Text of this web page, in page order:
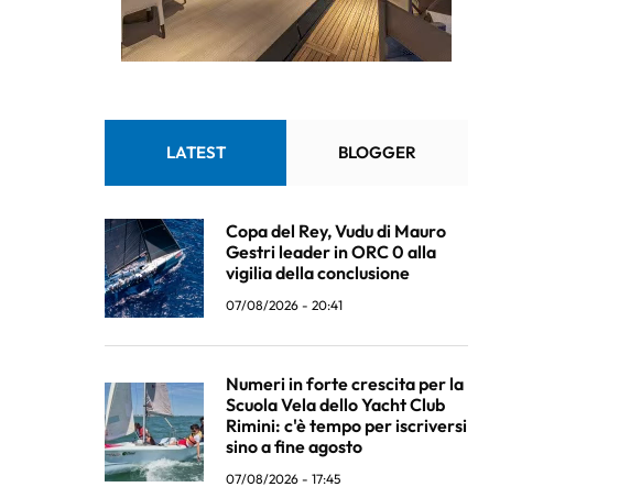
LATEST BLOGGER
Copa del Rey, Vudu di Mauro
Gestri leader in ORC 0 alla
vigilia della conclusione
07/08/2026 - 20:41
Numeri in forte crescita per la
Scuola Vela dello Yacht Club
Rimini: c'è tempo per iscriversi
sino a fine agosto
07/08/2026 - 17:45